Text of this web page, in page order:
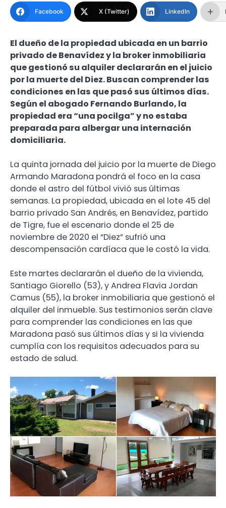
Facebook X (Twitter) LinkedIn
El dueño de la propiedad ubicada en un barrio
privado de Benavídez y la broker inmobiliaria
que gestionó su alquiler declararán en el juicio
por la muerte del Diez. Buscan comprender las
condiciones en las que pasó sus últimos días.
Según el abogado Fernando Burlando, la
propiedad era “una pocilga” y no estaba
preparada para albergar una internación
domiciliaria.
La quinta jornada del juicio por la muerte de Diego
Armando Maradona pondrá el foco en la casa
donde el astro del fútbol vivió sus últimas
semanas. La propiedad, ubicada en el lote 45 del
barrio privado San Andrés, en Benavídez, partido
de Tigre, fue el escenario donde el 25 de
noviembre de 2020 el “Diez” sufrió una
descompensación cardíaca que le costó la vida.
Este martes declararán el dueño de la vivienda,
Santiago Giorello (53), y Andrea Flavia Jordan
Camus (55), la broker inmobiliaria que gestionó el
alquiler del inmueble. Sus testimonios serán clave
para comprender las condiciones en las que
Maradona pasó sus últimos días y si la vivienda
cumplía con los requisitos adecuados para su
estado de salud.